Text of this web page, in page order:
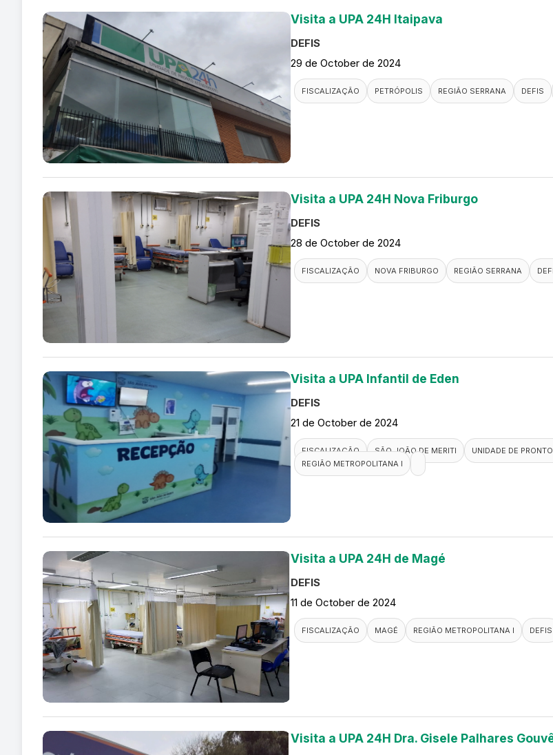
Visita a UPA 24H Itaipava
DEFIS
29 de October de 2024
FISCALIZAÇÃO PETRÓPOLIS REGIÃO SERRANA DEFIS
Visita a UPA 24H Nova Friburgo
DEFIS
28 de October de 2024
FISCALIZAÇÃO NOVA FRIBURGO REGIÃO SERRANA
Visita a UPA Infantil de Eden
DEFIS
21 de October de 2024
FISCALIZAÇÃO SÃO JOÃO DE MERITI UNIDADE DE
REGIÃO METROPOLITANA I
Visita a UPA 24H de Magé
DEFIS
11 de October de 2024
FISCALIZAÇÃO MAGÉ REGIÃO METROPOLITANA I DEFIS
Visita a UPA 24H Dra. Gisele Palhares